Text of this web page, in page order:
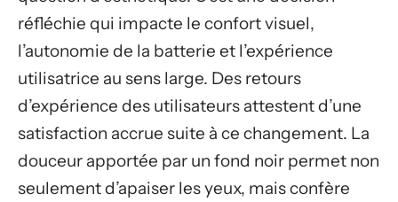
réfléchie qui impacte le confort visuel,
l’autonomie de la batterie et l’expérience
utilisatrice au sens large. Des retours
d’expérience des utilisateurs attestent d’une
satisfaction accrue suite à ce changement. La
douceur apportée par un fond noir permet non
seulement d’apaiser les yeux, mais confère